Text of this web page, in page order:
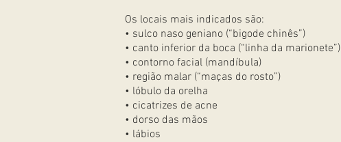
Os locais mais indicados são:
• sulco naso geniano (“bigode chinês”)
• canto inferior da boca (“linha da marionete”)
• contorno facial (mandíbula)
• região malar (“maças do rosto”)
• lóbulo da orelha
• cicatrizes de acne
• dorso das mãos
• lábios